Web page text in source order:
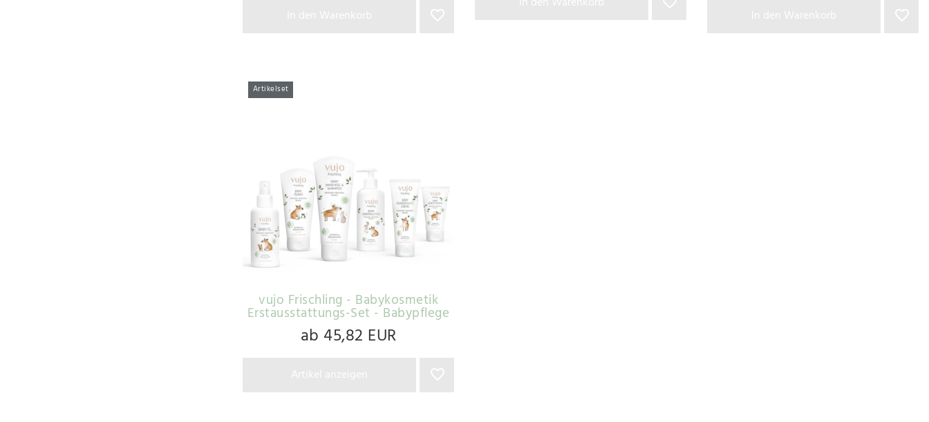
Artikelset
vujo Frischling - Babykosmetik
Erstausstattungs-Set - Babypflege
ab 45,82 EUR